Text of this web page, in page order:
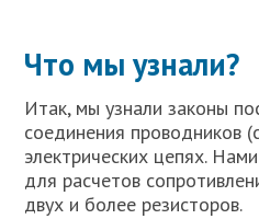
Что мы узнали?
Итак, мы узнали законы
соединения проводников
электрических цепях.
для расчетов
двух и более резисторов.